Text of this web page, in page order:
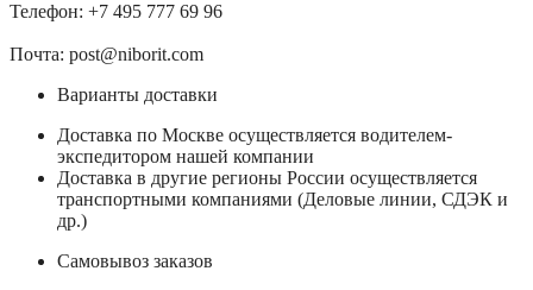
Телефон: +7 495 777 69 96
Почта: post@niborit.com
Варианты доставки
Доставка по Москве осуществляется водителем-
экспедитором нашей компании
Доставка в другие регионы России осуществляется
транспортными компаниями (Деловые линии, СДЭК и
др.)
Самовывоз заказов